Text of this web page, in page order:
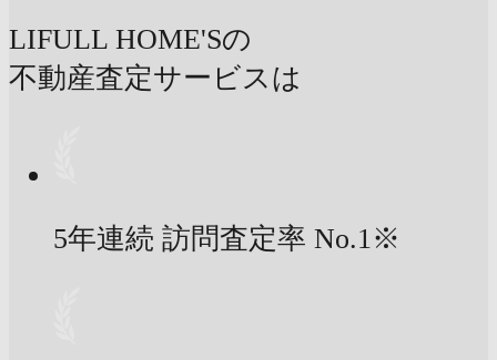
LIFULL HOME'Sの
不動産査定サービスは
5年連続 訪問査定率 No.1※